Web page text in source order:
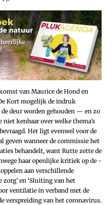
van Maurice de Hond en
Kort mogelijk de indruk
deur worden gehouden — en zo
kenbaar over welke thema’s
Het ligt evenwel voor de
geven wanneer de commissie het
behandelt, want Rutte zette de
haar openlijke kritiek op de
aan verschillende
zorg’ en ‘Sluiting van het
ventilatie in verband met de
verspreiding van het coronavirus.